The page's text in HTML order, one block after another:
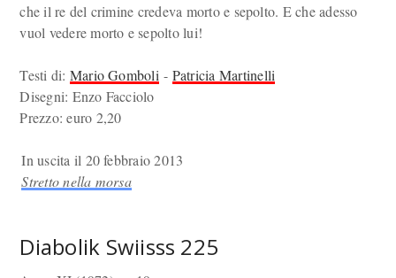
che il re del crimine credeva morto e sepolto. E che adesso
vuol vedere morto e sepolto lui!
Testi di: Mario Gomboli - Patricia Martinelli
Disegni: Enzo Facciolo
Prezzo: euro 2,20
In uscita il 20 febbraio 2013
Stretto nella morsa
Diabolik Swiisss 225